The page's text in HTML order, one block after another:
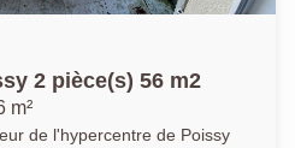
2 pièce(s) 56 m2
m²
de l'hypercentre de Poissy